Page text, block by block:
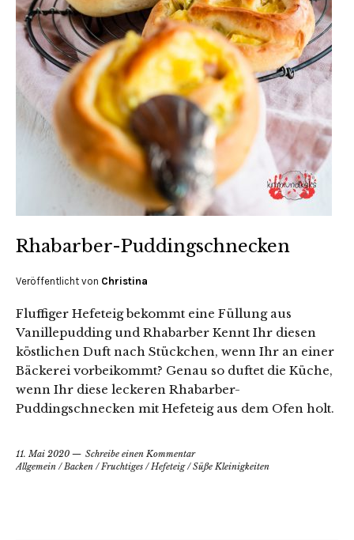
Rhabarber-Puddingschnecken
Veröffentlicht von Christina
Fluffiger Hefeteig bekommt eine Füllung aus
Vanillepudding und Rhabarber Kennt Ihr diesen
köstlichen Duft nach Stückchen, wenn Ihr an einer
Bäckerei vorbeikommt? Genau so duftet die Küche,
wenn Ihr diese leckeren Rhabarber-
Puddingschnecken mit Hefeteig aus dem Ofen holt.
11. Mai 2020
Schreibe einen Kommentar
Allgemein /Backen /Fruchtiges /Hefeteig/Süße Kleinigkeiten